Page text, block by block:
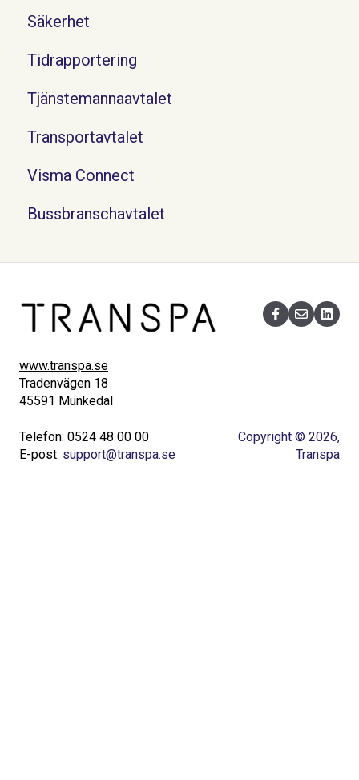
Säkerhet
Tidrapportering
Tjänstemannaavtalet
Transportavtalet
Visma Connect
Bussbranschavtalet
www.transpa.se
Tradenvägen 18
45591 Munkedal
Telefon: 0524 48 00 00
E-post: support@transpa.se
Copyright © 2026,
Transpa